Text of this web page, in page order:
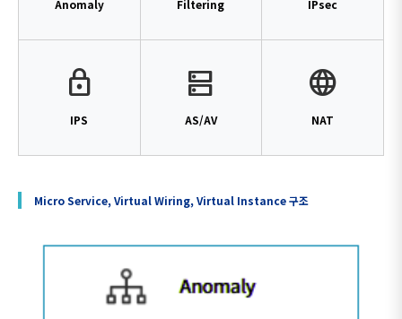
Anomaly Filtering IPsec
lock
IPS
dns
AS/AV
language
NAT
Micro Service, Virtual Wiring, Virtual Instance 구조